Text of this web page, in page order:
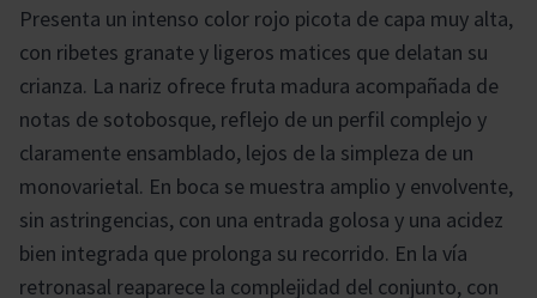
Presenta un intenso color rojo picota de capa muy alta,
con ribetes granate y ligeros matices que delatan su
crianza. La nariz ofrece fruta madura acompañada de
notas de sotobosque, reflejo de un perfil complejo y
claramente ensamblado, lejos de la simpleza de un
monovarietal. En boca se muestra amplio y envolvente,
sin astringencias, con una entrada golosa y una acidez
bien integrada que prolonga su recorrido. En la vía
retronasal reaparece la complejidad del conjunto, con